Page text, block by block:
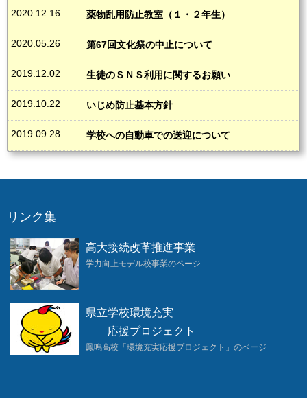
2020.12.16 薬物乱用防止教室（１・２年生）
2020.05.26 第67回文化祭の中止について
2019.12.02 生徒のＳＮＳ利用に関するお願い
2019.10.22 いじめ防止基本方針
2019.09.28 学校への自動車での送迎について
リンク集
高大接続改革推進事業
学力向上モデル校事業のページ
県立学校環境充実
応援プロジェクト
鳳鳴高校「環境充実応援プロジェクト」のページ